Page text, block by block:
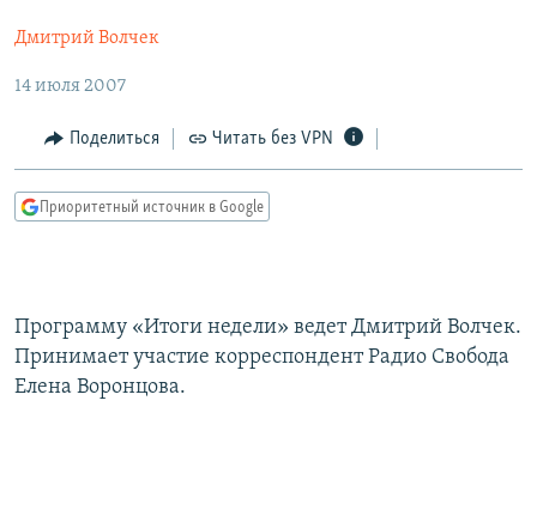
Вернутся
навигации
Вернутся
поиску
МНЕНИЯ
КУЛЬТУРА
IDEL.РЕАЛИИ
СЕВЕР.РЕАЛИИ
ПОДПИШИТЕСЬ НА РАССЫЛКУ
Дмитрий Волчек
14 июля 2007
Поделиться Читать без VPN
Приоритетный источник в Google
Программу «Итоги недели» ведет Дмитрий Волчек.
Принимает участие корреспондент Радио Свобода
Елена Воронцова.